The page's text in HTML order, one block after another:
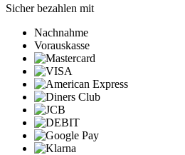
Sicher bezahlen mit
Nachnahme
Vorauskasse